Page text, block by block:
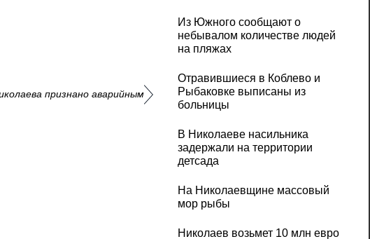
признано аварийным
Из Южного сообщают о
небывалом количестве людей
на пляжах
Отравившиеся в Коблево и
Рыбаковке выписаны из
больницы
В Николаеве насильника
задержали на территории
детсада
На Николаевщине массовый
мор рыбы
Николаев возьмет 10 млн евро